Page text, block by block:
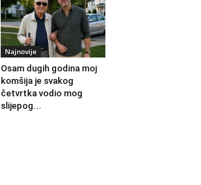
Najnovije
Osam dugih godina moj
komšija je svakog
četvrtka vodio mog
slijepog...